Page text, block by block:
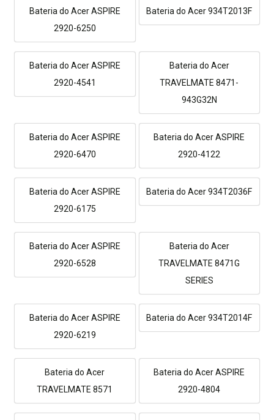
Bateria do Acer ASPIRE
2920-6250
Bateria do Acer 934T2013F
Bateria do Acer ASPIRE
2920-4541
Bateria do Acer
TRAVELMATE 8471-
943G32N
Bateria do Acer ASPIRE
2920-6470
Bateria do Acer ASPIRE
2920-4122
Bateria do Acer ASPIRE
2920-6175
Bateria do Acer 934T2036F
Bateria do Acer ASPIRE
2920-6528
Bateria do Acer
TRAVELMATE 8471G
SERIES
Bateria do Acer ASPIRE
2920-6219
Bateria do Acer 934T2014F
Bateria do Acer
TRAVELMATE 8571
Bateria do Acer ASPIRE
2920-4804